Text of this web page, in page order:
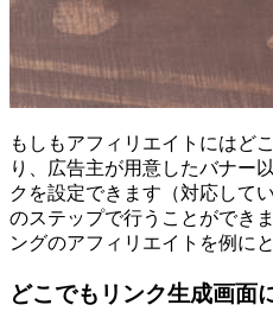
もしもアフィリエイトにはど
り、広告主が用意したバナー
クを設定できます（対応して
のステップで行うことができ
ングのアフィリエイトを例に
どこでもリンク生成画面